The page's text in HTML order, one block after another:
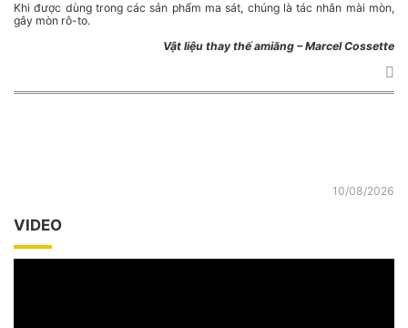
Khi được dùng trong các sản phẩm ma sát, chúng là tác nhân mài mòn,
gây mòn rô-to.
Vật liệu thay thế amiăng – Marcel Cossette
10/08/2026
VIDEO